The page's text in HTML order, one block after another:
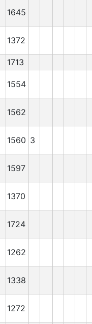
1645
1372
1713
1554
1562
1560 3
1597
1370
1724
1262
1338
1272